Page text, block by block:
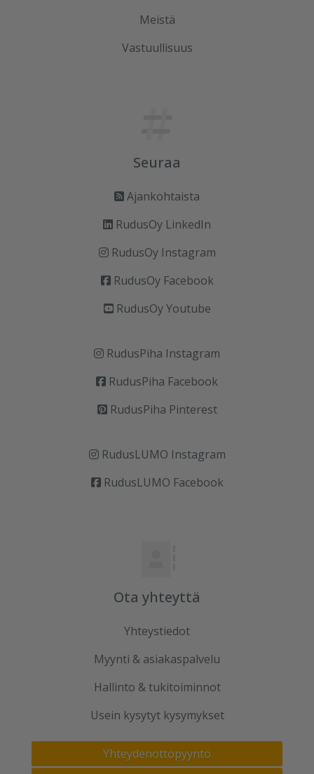
Meistä
Vastuullisuus
Seuraa
Ajankohtaista
RudusOy LinkedIn
RudusOy Instagram
RudusOy Facebook
RudusOy Youtube
RudusPiha Instagram
RudusPiha Facebook
RudusPiha Pinterest
RudusLUMO Instagram
RudusLUMO Facebook
Ota yhteyttä
Yhteystiedot
Myynti & asiakaspalvelu
Hallinto & tukitoiminnot
Usein kysytyt kysymykset
Yhteydenottopyyntö